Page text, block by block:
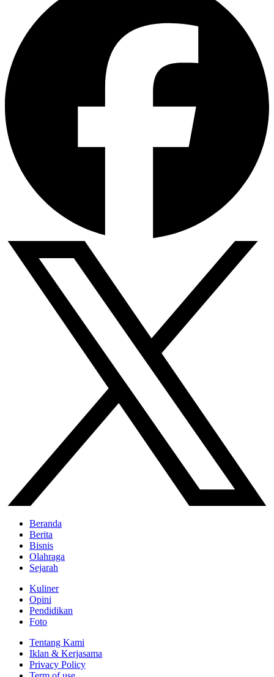
Beranda
Berita
Bisnis
Olahraga
Sejarah
Kuliner
Opini
Pendidikan
Foto
Tentang Kami
Iklan & Kerjasama
Privacy Policy